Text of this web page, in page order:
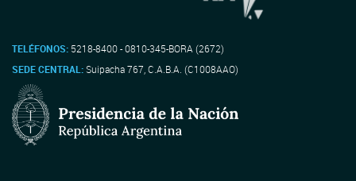
TELÉFONOS: 5218-8400 - 0810-345-BORA (2672)
SEDE CENTRAL:Suipacha 767, C.A.B.A. (C1008AAO)